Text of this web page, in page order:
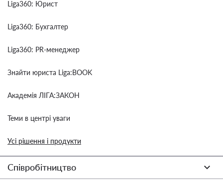
Liga360: Юрист
Liga360: Бухгалтер
Liga360: PR-менеджер
Знайти юриста Liga:BOOK
Академія ЛІГА:ЗАКОН
Теми в центрі уваги
Усі рішення і продукти
Співробітництво